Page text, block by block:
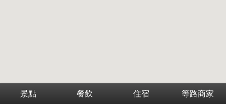
景點 餐飲 住宿 等路商家